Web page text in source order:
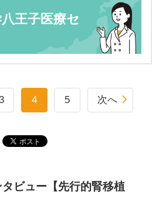
王子医療セ
4 5 次へ
ビュー【先行的腎移植